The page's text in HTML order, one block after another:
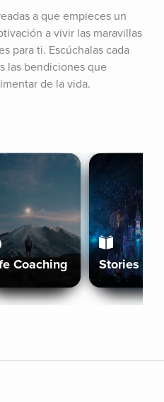
a que empieces un
a vivir las maravillas
para ti. Escúchalas cada
las bendiciones que
de la vida.
Coaching Stories